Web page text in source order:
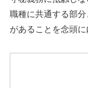
職種に共通する部
があることを念頭に